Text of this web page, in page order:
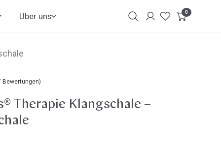
Über uns
Login
0Artikel
Bewertungen)
Therapie Klangschale –